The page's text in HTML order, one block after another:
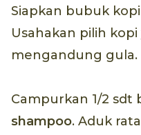
Siapkan bubuk
Usahakan pilih
mengandung gula.
Campurkan 1/2 sdt
shampoo. Aduk